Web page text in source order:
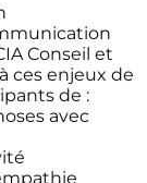
Conseil et
ces enjeux de
de :
avec